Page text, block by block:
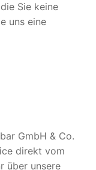
Sie keine
uns eine
GmbH & Co.
direkt vom
über unsere